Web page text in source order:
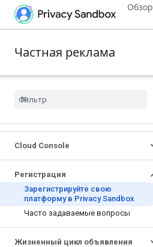
Обзор
Частная реклама
Cloud Console
Регистрация
Зарегистрируйте свою
платформу в Privacy Sandbox
Часто задаваемые вопросы
Жизненный цикл объявления